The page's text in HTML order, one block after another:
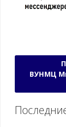
ВУНМЦ